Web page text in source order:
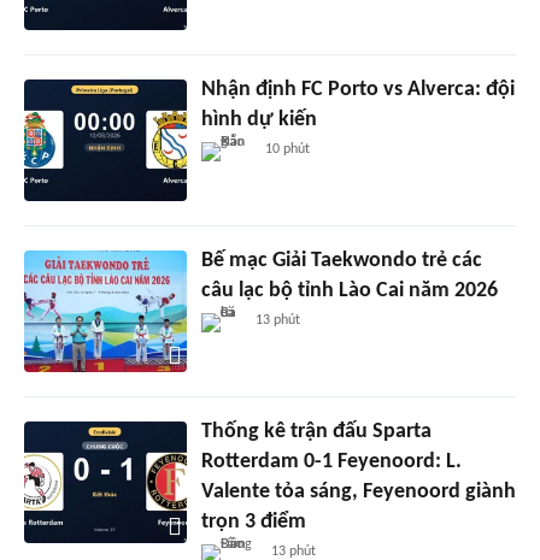
Nhận định FC Porto vs Alverca: đội
hình dự kiến
10 phút
Bế mạc Giải Taekwondo trẻ các
câu lạc bộ tỉnh Lào Cai năm 2026
13 phút
Thống kê trận đấu Sparta
Rotterdam 0-1 Feyenoord: L.
Valente tỏa sáng, Feyenoord giành
trọn 3 điểm
13 phút